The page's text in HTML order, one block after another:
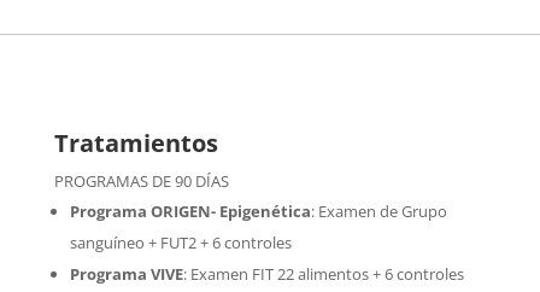
Tratamientos
PROGRAMAS DE 90 DÍAS
Programa ORIGEN- Epigenética:Examen de Grupo
sanguíneo + FUT2 + 6 controles
Programa VIVE: Examen FIT 22 alimentos + 6 controles